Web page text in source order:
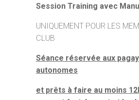
Session Training avec
UNIQUEMENT POUR LES
CLUB
Séance réservée aux
autonomes
et prêts à faire au moins